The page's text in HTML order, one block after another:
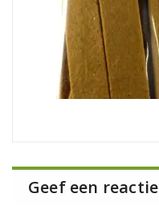
Geef een reactie